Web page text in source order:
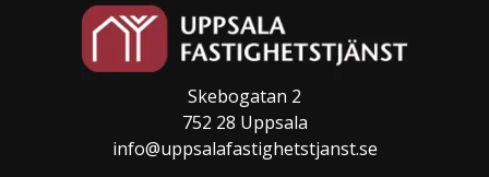
Skebogatan 2
752 28 Uppsala
info@uppsalafastighetstjanst.se